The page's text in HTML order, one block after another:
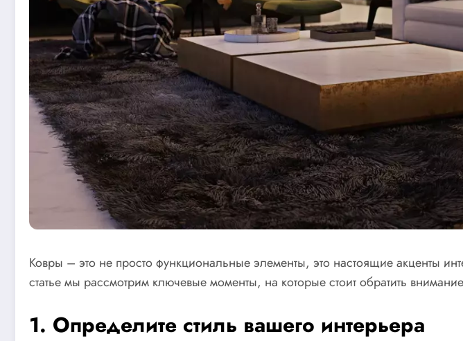
Ковры – это не просто функциональные элементы, это настоящие акценты
статье мы рассмотрим ключевые моменты, на которые стоит обратить
1. Определите стиль вашего интерьера